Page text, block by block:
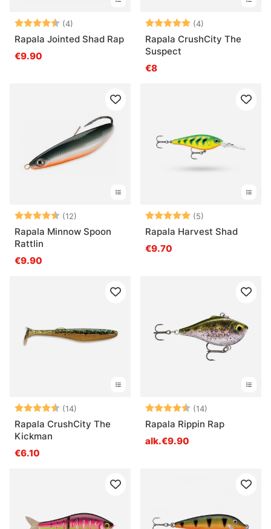
Arvio: (4)
4.8 5:sta tähdestä
Rapala Jointed Shad Rap
€9.90
Arvio: (4)
Rapala CrushCity The
Suspect
€8
Arvio: (12)
4.9 5:sta tähdestä
Rapala Minnow Spoon
Rattlin
€9.90
Arvio: (5)
Rapala Harvest Shad
€9.70
Arvio: (14)
4.4 5:sta tähdestä
Rapala CrushCity The
Kickman
€6.10
Arvio: (14)
Rapala Rippin Rap
alk.€9.90